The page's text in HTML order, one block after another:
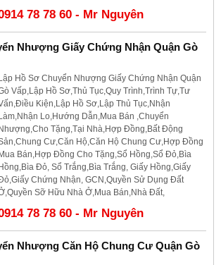
78 78 60 - Mr Nguyên
Nhượng Giấy Chứng Nhận Quận Gò
Hồ Sơ Chuyển Nhượng Giấy Chứng Nhận Quận
Vấp,Lập Hồ Sơ,Thủ Tục,Quy Trình,Trình Tự,Tư
Kiện,Lập Hồ Sơ,Lập Thủ Tục,Nhận
Lo,Hướng Dẫn,Mua Bán ,Chuyển
Tặng,Tại Nhà,Hợp Đồng,Bất Động
Cư,Căn Hộ,Căn Hộ Chung Cư,Hợp Đồng
Bán,Hợp Đồng Cho Tặng,Sổ Hồng,Sổ Đỏ,Bìa
Đỏ, Sổ Trắng,Bìa Trắng, Giấy Hồng,Giấy
Chứng Nhận, GCN,Quyền Sử Dụng Đất
Sỡ Hữu Nhà Ở,Mua Bán,Nhà Đất,
78 78 60 - Mr Nguyên
Nhượng Căn Hộ Chung Cư Quận Gò